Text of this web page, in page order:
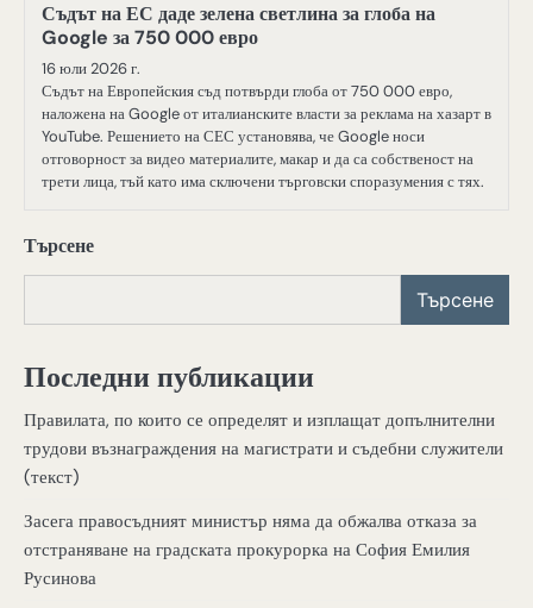
Съдът на ЕС даде зелена светлина за глоба на
Google за 750 000 евро
16 юли 2026 г.
Съдът на Европейския съд потвърди глоба от 750 000 евро,
наложена на Google от италианските власти за реклама на хазарт в
YouTube. Решението на СЕС установява, че Google носи
отговорност за видео материалите, макар и да са собственост на
трети лица, тъй като има сключени търговски споразумения с тях.
Търсене
Търсене
Последни публикации
Правилата, по които се определят и изплащат допълнителни
трудови възнаграждения на магистрати и съдебни служители
(текст)
Засега правосъдният министър няма да обжалва отказа за
отстраняване на градската прокурорка на София Емилия
Русинова